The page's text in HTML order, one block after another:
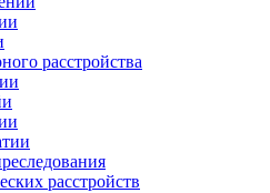
расстройства
расстройств